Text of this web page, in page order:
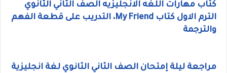
كتاب مهارات اللغه الانجليزيه الصف الثاني الثانوي
الترم الاول كتاب My Friend، التدريب على قطعة الفهم
والترجمة
مراجعة ليلة إمتحان الصف الثاني الثانوي لغة انجليزية